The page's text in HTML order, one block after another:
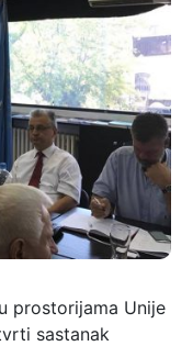
prostorijama Unije
sastanak